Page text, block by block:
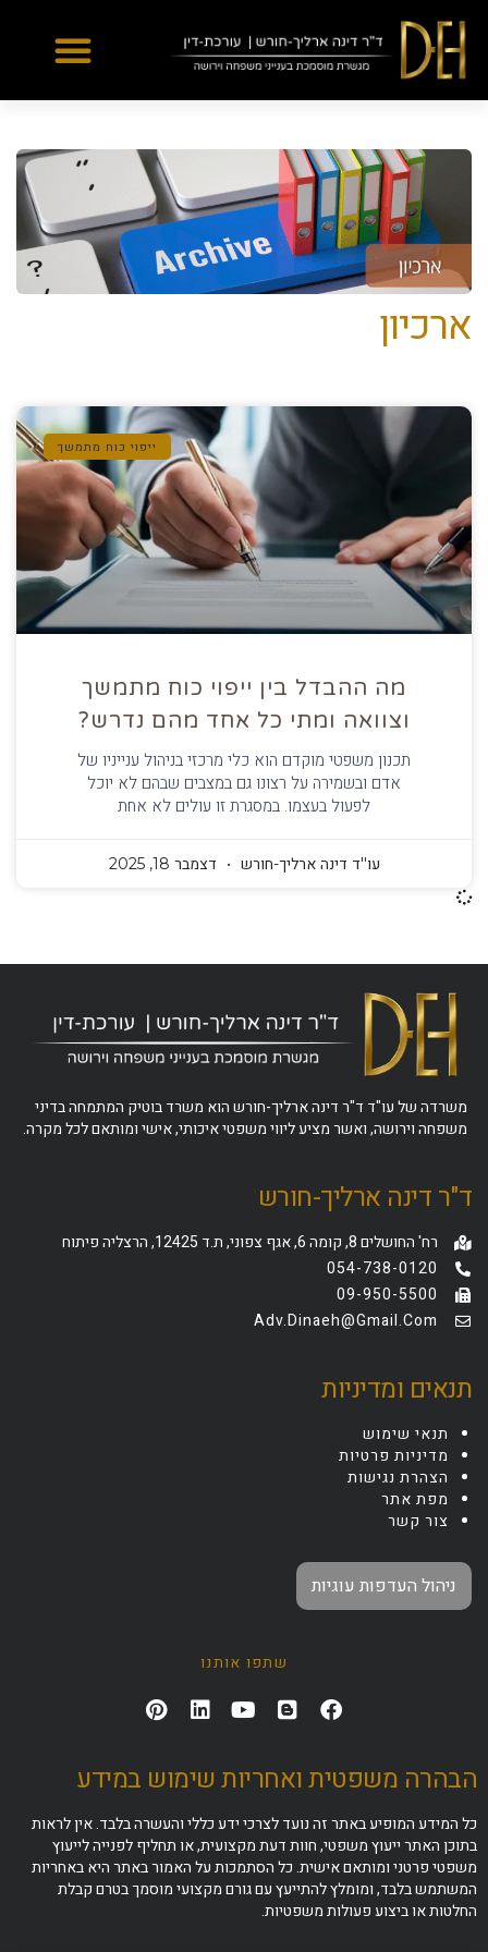
Yes
...
ארכיון
ייפוי כוח מתמשך
מה ההבדל בין ייפוי כוח מתמשך
וצוואה ומתי כל אחד מהם נדרש?
תכנון משפטי מוקדם הוא כלי מרכזי בניהול ענייניו של
אדם ובשמירה על רצונו גם במצבים שבהם לא יוכל
לפעול בעצמו. במסגרת זו עולים לא אחת
עו''ד דינה ארליך-חורש דצמבר 18, 2025
משרדה של עו"ד ד"ר דינה ארליך-חורש הוא משרד בוטיק המתמחה בדיני
משפחה וירושה, ואשר מציע ליווי משפטי איכותי, אישי ומותאם לכל מקרה.
ד"ר דינה ארליך-חורש
רח' החושלים 8, קומה 6, אגף צפוני, ת.ד 12425, הרצליה פיתוח
054-738-0120
09-950-5500
Adv.dinaeh@gmail.com
תנאים ומדיניות
תנאי שימוש
מדיניות פרטיות
הצהרת נגישות
מפת אתר
צור קשר
ניהול העדפות עוגיות
שתפו אותנו
הבהרה משפטית ואחריות שימוש במידע
כל המידע המופיע באתר זה נועד לצרכי ידע כללי והעשרה בלבד. אין לראות
בתוכן האתר ייעוץ משפטי, חוות דעת מקצועית, או תחליף לפנייה לייעוץ
משפטי פרטני ומותאם אישית. כל הסתמכות על האמור באתר היא באחריות
המשתמש בלבד, ומומלץ להתייעץ עם גורם מקצועי מוסמך בטרם קבלת
החלטות או ביצוע פעולות משפטיות.